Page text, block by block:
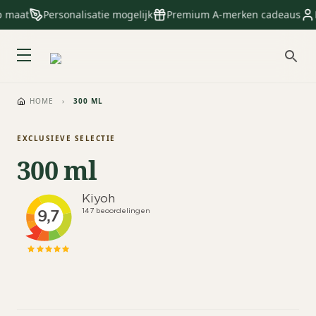
Personalisatie mogelijk Premium A-merken cadeaus
HOME › 300 ML
EXCLUSIEVE SELECTIE
300 ml